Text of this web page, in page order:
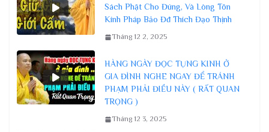
Sách Phật Cho Đúng, Và Lòng Tôn
Kính Pháp Bảo Đđ Thích Đạo Thịnh
Tháng 12 2, 2025
HÀNG NGÀY ĐỌC TỤNG KINH Ở
GIA ĐÌNH NGHE NGAY ĐỂ TRÁNH
PHẠM PHẢI ĐIỀU NÀY ( RẤT QUAN
TRỌNG )
Tháng 12 3, 2025